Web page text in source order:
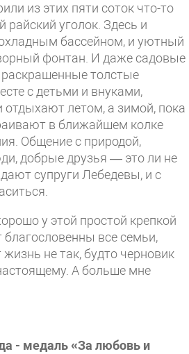
из этих пяти соток что-то
райский уголок. Здесь и
бассейном, и уютный
фонтан. И даже садовые
толстые
с детьми и внуками,
летом, а зимой, пока
в ближайшем колке
Общение с природой,
добрые друзья — это ли не
супруги Лебедевы, и с
у этой простой крепкой
благословенны все семьи,
не так, будто черновик
А больше мне
- медаль «За любовь и